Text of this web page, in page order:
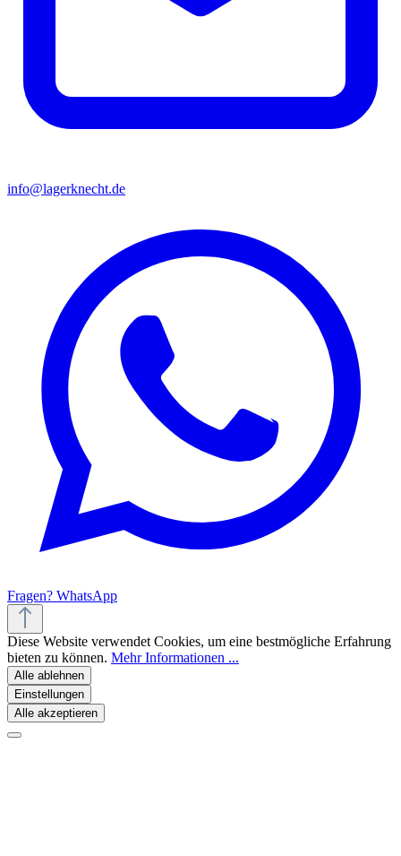
info@lagerknecht.de
Fragen? WhatsApp
Diese Website verwendet Cookies, um eine bestmögliche Erfahrung
bieten zu können. Mehr Informationen ...
Alle ablehnen
Einstellungen
Alle akzeptieren